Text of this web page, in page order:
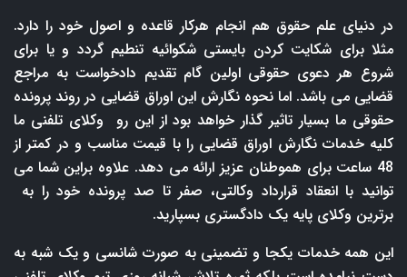
در دنیای علم حقوق هم انجام هرکار قاعده و اصول خود را دارد.
مثلا برای شکایت کردن بایستی شکوائیه تنطیم گردد و یا برای
شروع هر دعوی حقوقی اولین گام تقدیم دادخواست به مراجع
قضایی می باشد. اما نحوه نگارش این اوراق قضایی در روند پرونده
حقوقی ما بسیار تاثیر گذار خواهد بود از این رو وکلای تلفنی ما
کلیه خدمات نگارش اوراق قضایی را با قیمت مناسب و در کمتر از
48 ساعت برای هموطنان عزیز ارائه می دهد. علاوه براین شما می
توانید با انعقاد قرارداد وکالتی، صفر تا صد پرونده خود را به
برترین وکلای پایه یک دادگستری بسپارید.
این همه خدمات یکجا و تضمینی به صورت شانسی و یک شبه به